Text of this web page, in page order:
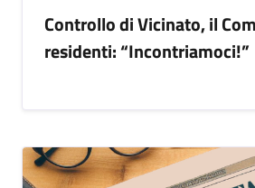
Controllo di Vicinato, il
residenti: “Incontriamoci!”